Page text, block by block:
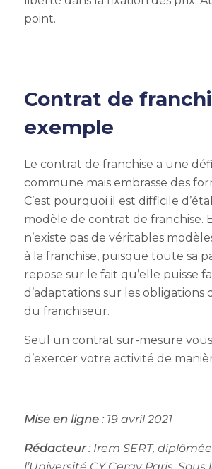
point.
Contrat de
exemple
Le contrat de franchise a une
commune mais embrasse des
C’est pourquoi il est difficile
modèle de contrat de franchise.
n’existe pas de véritables
à la franchise, puisque toute sa
repose sur le fait qu’elle puisse
d’adaptations sur les obligations
du franchiseur.
Seul un contrat sur-mesure
d’exercer votre activité de
Mise en ligne: 19 avril 2021
Rédacteur: Irem SERT,